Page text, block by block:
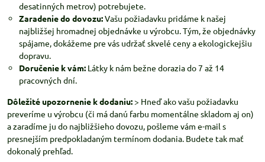
desatinných metrov) potrebujete.
Zaradenie do dovozu:Vašu požiadavku pridáme k našej
najbližšej hromadnej objednávke u výrobcu. Tým, že objednávky
spájame, dokážeme pre vás udržať skvelé ceny a ekologickejšiu
dopravu.
Doručenie k vám: Látky k nám bežne dorazia do 7 až 14
pracovných dní.
Dôležité upozornenie k dodaniu:> Hneď ako vašu požiadavku
preveríme u výrobcu (či má danú farbu momentálne skladom aj on)
a zaradíme ju do najbližšieho dovozu, pošleme vám e-mail s
presnejším predpokladaným termínom dodania. Budete tak mať
dokonalý prehľad.